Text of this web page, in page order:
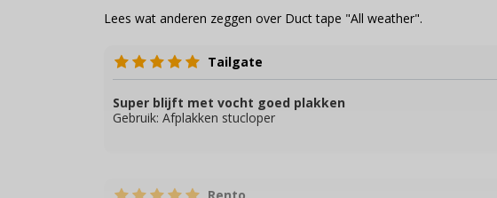
Lees wat anderen zeggen over Duct tape "All weather".
Tailgate
Super blijft met vocht goed plakken
Gebruik: Afplakken stucloper
Rento